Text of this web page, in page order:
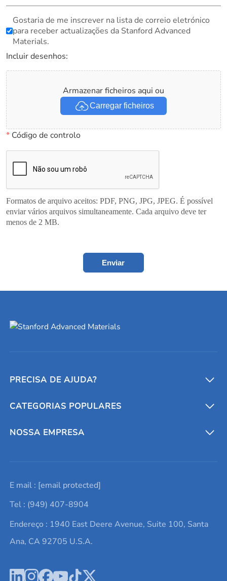
Gostaria de me inscrever na lista de correio eletrónico
para receber actualizações da Stanford Advanced
Materials.
Incluir desenhos:
Armazenar ficheiros aqui ou
Carregar ficheiros
*Código de controlo
Formatos de arquivo aceitos: PDF, PNG, JPG, JPEG. É possível
enviar vários arquivos simultaneamente. Cada arquivo deve ter
menos de 2 MB.
Enviar
PRECISA DE AJUDA?
Conversores e calculadoras
Entre em contato conosco
Lista de consultas
Termos e Condições
Política de Privacidade
CATEGORIAS POPULARES
Metais refratários
Elementos de terras raras
Alvos de pulverização catódica
Ácido hialurônico
NOSSA EMPRESA
Promoções atuais
Notícias e blogs
Estudos de caso
E mail : [email protected]
Tel : (949) 407-8904
Endereço : 1940 East Deere Avenue, Suite 100, Santa
Ana, CA 92705 U.S.A.